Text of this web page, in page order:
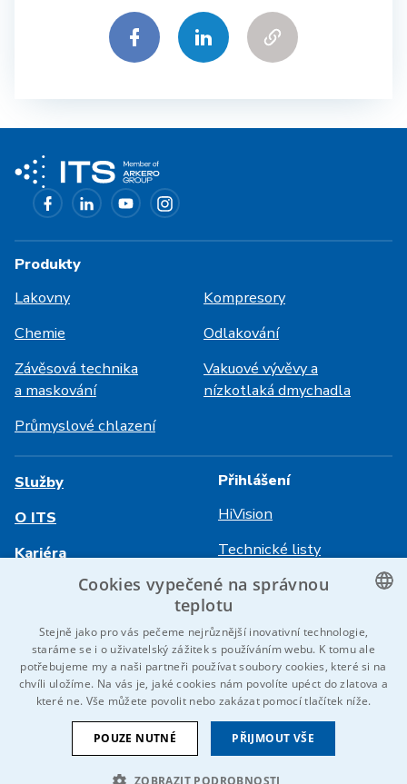
Produkty
Lakovny
Kompresory
Chemie
Odlakování
Závěsová technika
a maskování
Vakuové vývěvy a
nízkotlaká dmychadla
Průmyslové chlazení
Služby
O ITS
Kariéra
Reference
Kontaktujte nás
Přihlášení
HiVision
Technické listy
© 2026 IDEAL-Trade Service, spol. s r.o.
VOP
Cookies
Oznámení EU
CZECH
GERMAN
Cookies vypečené na správnou
teplotu
Stejně jako pro vás pečeme nejrůznější inovativní technologie,
staráme se i o uživatelský zážitek s používáním webu. K tomu ale
potřebujeme my a naši partneři používat soubory cookies, které si na
chvíli uložíme. Na vás je, jaké cookies nám povolíte upéct do zlatova a
které ne. Vše můžete povolit nebo zakázat pomocí tlačítek níže.
PŘIJMOUT VŠE
POUZE NUTNÉ
ZOBRAZIT PODROBNOSTI